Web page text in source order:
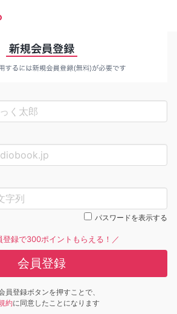
パスワードを表示する
登録で300ポイントもらえる！／
会員登録
員登録ボタンを押すことで、
約に同意したことになります